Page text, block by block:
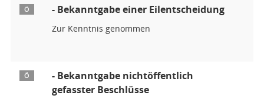
Ö - Bekanntgabe einer Eilentscheidung
Zur Kenntnis genommen
Ö
- Bekanntgabe nichtöffentlich
gefasster Beschlüsse